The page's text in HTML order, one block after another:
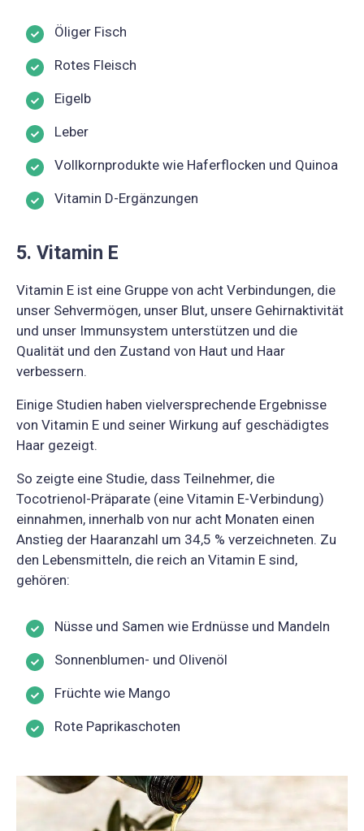
Öliger Fisch
Rotes Fleisch
Eigelb
Leber
Vollkornprodukte wie Haferflocken und Quinoa
Vitamin D-Ergänzungen
5. Vitamin E
Vitamin E ist eine Gruppe von acht Verbindungen, die
unser Sehvermögen, unser Blut, unsere Gehirnaktivität
und unser Immunsystem unterstützen und die
Qualität und den Zustand von Haut und Haar
verbessern.
Einige Studien haben vielversprechende Ergebnisse
von Vitamin E und seiner Wirkung auf geschädigtes
Haar gezeigt.
So zeigte eine Studie, dass Teilnehmer, die
Tocotrienol-Präparate (eine Vitamin E-Verbindung)
einnahmen, innerhalb von nur acht Monaten einen
Anstieg der Haaranzahl um 34,5 % verzeichneten. Zu
den Lebensmitteln, die reich an Vitamin E sind,
gehören:
Nüsse und Samen wie Erdnüsse und Mandeln
Sonnenblumen- und Olivenöl
Früchte wie Mango
Rote Paprikaschoten